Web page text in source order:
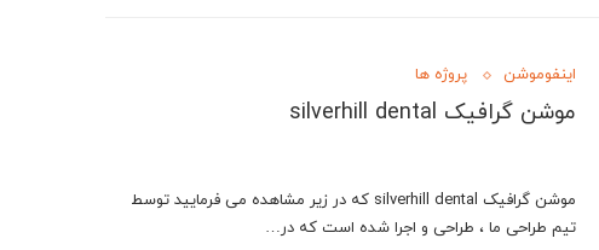
اینفوموشن پروژه ها
موشن گرافیک silverhill dental
موشن گرافیک silverhill dental که در زیر مشاهده می فرمایید توسط
تیم طراحی ما ، طراحی و اجرا شده است که در…